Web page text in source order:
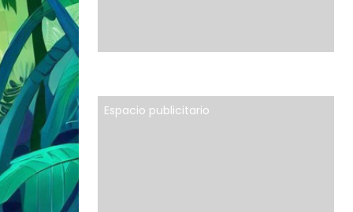
Espacio publicitario